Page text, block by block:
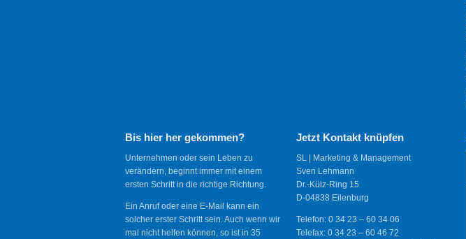
Bis hier her gekommen?
Unternehmen oder sein Leben zu
verändern, beginnt immer mit einem
ersten Schritt in die richtige Richtung.
Ein Anruf oder eine E-Mail kann ein
solcher erster Schritt sein. Auch wenn wir
mal nicht helfen können, so ist in 35
Jetzt Kontakt knüpfen
SL | Marketing & Management
Sven Lehmann
Dr.-Külz-Ring 15
D-04838 Eilenburg
Telefon: 0 34 23 – 60 34 06
Telefax: 0 34 23 – 60 46 72